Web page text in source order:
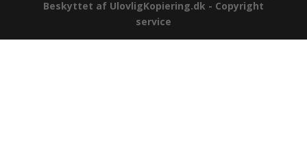
Beskyttet af UlovligKopiering.dk - Copyright
service